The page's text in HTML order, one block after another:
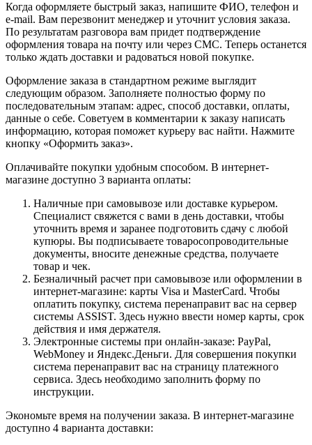
Когда оформляете быстрый заказ, напишите ФИО, телефон и
e-mail. Вам перезвонит менеджер и уточнит условия заказа.
По результатам разговора вам придет подтверждение
оформления товара на почту или через СМС. Теперь останется
только ждать доставки и радоваться новой покупке.
Оформление заказа в стандартном режиме выглядит
следующим образом. Заполняете полностью форму по
последовательным этапам: адрес, способ доставки, оплаты,
данные о себе. Советуем в комментарии к заказу написать
информацию, которая поможет курьеру вас найти. Нажмите
кнопку «Оформить заказ».
Оплачивайте покупки удобным способом. В интернет-
магазине доступно 3 варианта оплаты:
Наличные при самовывозе или доставке курьером.
Специалист свяжется с вами в день доставки, чтобы
уточнить время и заранее подготовить сдачу с любой
купюры. Вы подписываете товаросопроводительные
документы, вносите денежные средства, получаете
товар и чек.
Безналичный расчет при самовывозе или оформлении в
интернет-магазине: карты Visa и MasterCard. Чтобы
оплатить покупку, система перенаправит вас на сервер
системы ASSIST. Здесь нужно ввести номер карты, срок
действия и имя держателя.
Электронные системы при онлайн-заказе: PayPal,
WebMoney и Яндекс.Деньги. Для совершения покупки
система перенаправит вас на страницу платежного
сервиса. Здесь необходимо заполнить форму по
инструкции.
Экономьте время на получении заказа. В интернет-магазине
доступно 4 варианта доставки: